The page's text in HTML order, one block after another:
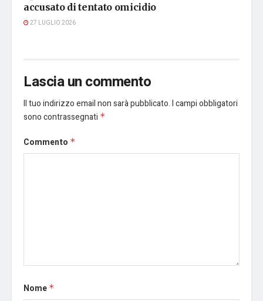
accusato di tentato omicidio
27 LUGLIO 2026
Lascia un commento
Il tuo indirizzo email non sarà pubblicato.I campi obbligatori
sono contrassegnati *
Commento *
Nome *